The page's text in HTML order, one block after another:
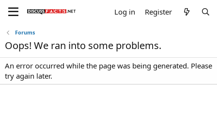
Log in Register
Forums
Oops! We ran into some problems.
An error occurred while the page was being generated. Please
try again later.